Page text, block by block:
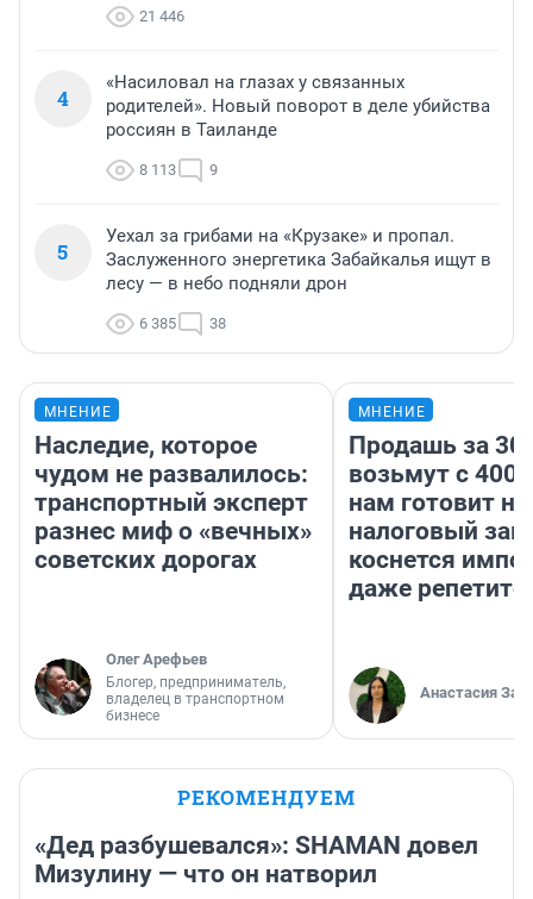
21 446
4
«Насиловал на глазах у связанных
родителей». Новый поворот в деле убийства
россиян в Таиланде
8 113 9
5
Уехал за грибами на «Крузаке» и пропал.
Заслуженного энергетика Забайкалья ищут в
лесу — в небо подняли дрон
6 385 38
МНЕНИЕ
Наследие, которое
чудом не развалилось:
транспортный эксперт
разнес миф о «вечных»
советских дорогах
Олег Арефьев
Блогер, предприниматель,
владелец в транспортном
бизнесе
МНЕНИЕ
Продашь за
возьмут с
нам готовит
налоговый
коснется
даже
Анастасия
РЕКОМЕНДУЕМ
«Дед разбушевался»: SHAMAN довел
Мизулину — что он натворил